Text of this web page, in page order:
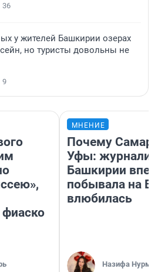
36
у жителей Башкирии озерах
но туристы довольны не
9
МНЕНИЕ
Почему
Уфы:
Башкирии
побывала на
влюбилась
Назифа